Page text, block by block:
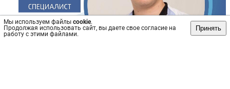
Мы используем файлы cookie.
Продолжая использовать сайт, вы даете свое согласие на
работу с этими файлами.
Принять